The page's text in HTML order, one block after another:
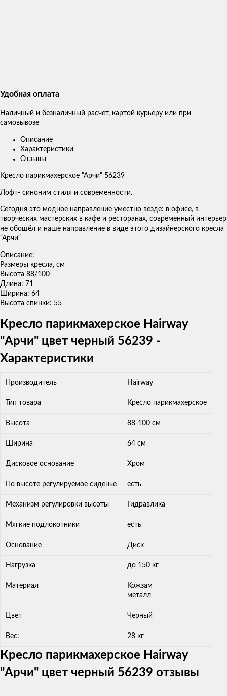
Удобная оплата
Наличный и безналичный расчет, картой курьеру или при
самовывозе
Описание
Характеристики
Отзывы
Кресло парикмахерское "Арчи" 56239
Лофт- синоним стиля и современности.
Сегодня это модное направление уместно везде: в офисе, в
творческих мастерских в кафе и ресторанах, современный интерьер
не обошёл и наше направление в виде этого дизайнерского кресла
“Арчи“
Описание:⠀⠀⠀⠀⠀⠀⠀⠀⠀⠀⠀⠀⠀⠀⠀⠀⠀⠀
Размеры кресла, см
Высота 88/100
Длина: 71
Ширина: 64
Высота спинки: 55
Кресло парикмахерское Hairway
"Арчи" цвет черный 56239 -
Характеристики
Производитель Hairway
Тип товара Кресло парикмахерское
Высота 88-100 см
Ширина 64 см
Дисковое основание Хром
По высоте регулируемое сиденье есть
Механизм регулировки высоты Гидравлика
Мягкие подлокотники есть
Основание Диск
Нагрузка до 150 кг
Материал
Кожзам
металл
Цвет Черный
Вес: 28 кг
Кресло парикмахерское Hairway
"Арчи" цвет черный 56239 отзывы